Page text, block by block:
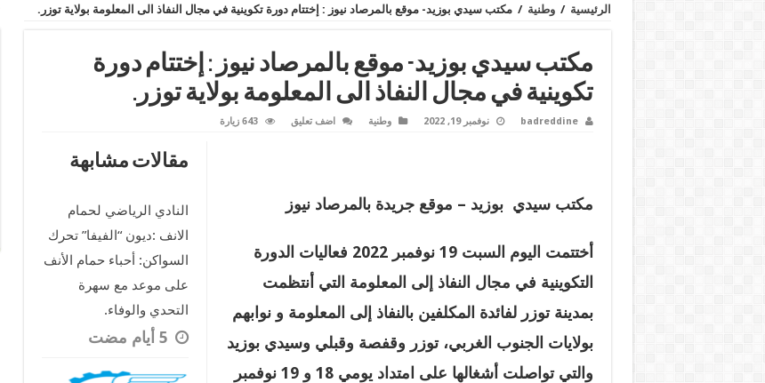
الرئيسية / وطنية / مكتب سيدي بوزيد- موقع بالمرصاد نيوز : إختتام دورة تكوينية في مجال النفاذ الى المعلومة بولاية توزر.
مكتب سيدي بوزيد- موقع بالمرصاد نيوز : إختتام دورة
تكوينية في مجال النفاذ الى المعلومة بولاية توزر.
badreddine نوفمبر 19, 2022 وطنية اضف تعليق 643 زيارة
مقالات مشابهة
النادي الرياضي لحمام
الانف :ديون “الفيفا” تحرك
السواكن: أحباء حمام الأنف
على موعد مع سهرة
التحدي والوفاء.
مكتب سيدي بوزيد – موقع جريدة بالمرصاد نيوز
أختتمت اليوم السبت 19 نوفمبر 2022 فعاليات الدورة
التكوينية في مجال النفاذ إلى المعلومة التي أنتظمت
بمدينة توزر لفائدة المكلفين بالنفاذ إلى المعلومة و نوابهم
بولايات الجنوب الغربي، توزر وقفصة وقبلي وسيدي بوزيد
والتي تواصلت أشغالها على امتداد يومي 18 و 19 نوفمبر